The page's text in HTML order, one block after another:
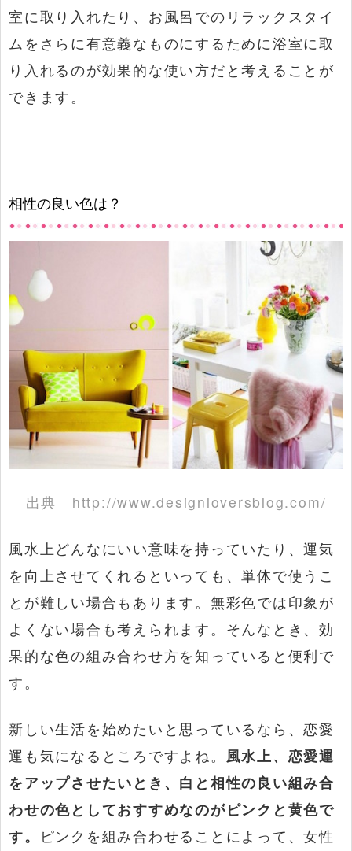
室に取り入れたり、お風呂でのリラックスタイ
ムをさらに有意義なものにするために浴室に取
り入れるのが効果的な使い方だと考えることが
できます。
相性の良い色は？
出典 http://www.designloversblog.com/
風水上どんなにいい意味を持っていたり、運気
を向上させてくれるといっても、単体で使うこ
とが難しい場合もあります。無彩色では印象が
よくない場合も考えられます。そんなとき、効
果的な色の組み合わせ方を知っていると便利で
す。
新しい生活を始めたいと思っているなら、恋愛
運も気になるところですよね。 風水上、恋愛運
をアップさせたいとき、白と相性の良い組み合
わせの色としておすすめなのがピンクと黄色で
す。
ピンクを組み合わせることによって、女性